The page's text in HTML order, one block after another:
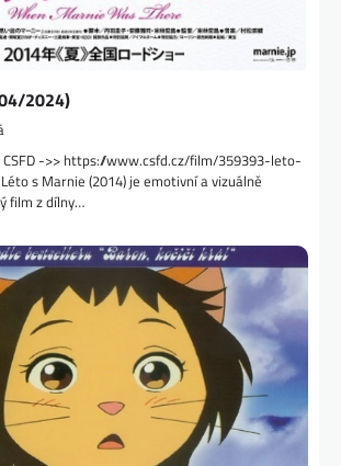
2024)
CSFD ->> https://www.csfd.cz/film/359393-leto-
s Marnie (2014) je emotivní a vizuálně
film z dílny…